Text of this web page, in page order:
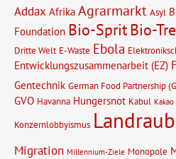
Addax Afrika Agrarmarkt Asyl
Foundation Bio-SpritBio-
Dritte Welt E-Waste Ebola
Entwicklungszusammenarbeit (EZ)
Gentechnik German Food Partnership
GVO Havanna Hungersnot Kabul Kakao
Konzernlobbyismus Landraub
Migration Millennium-Ziele Monopole